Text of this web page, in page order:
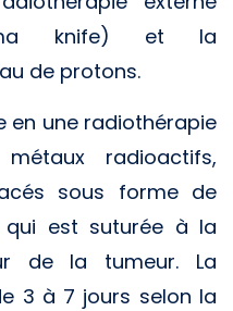
knife) et la
de protons.
en une radiothérapie
radioactifs,
sous forme de
qui est suturée à la
de la tumeur. La
3 à 7 jours selon la